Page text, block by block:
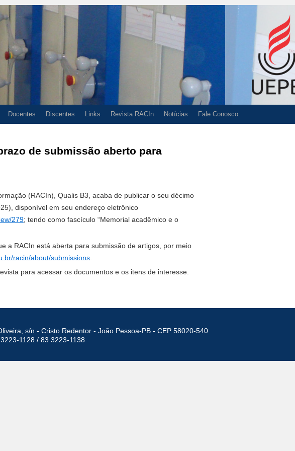
Docentes Discentes Links Revista RACIn Notícias Fale Conosco
de submissão aberto para
(RACIn), Qualis B3, acaba de publicar o seu décimo
disponível em seu endereço eletrônico
279; tendo como fascículo “Memorial acadêmico e o
a RACIn está aberta para submissão de artigos, por meio
racin/about/submissions
para acessar os documentos e os itens de interesse.
s/n - Cristo Redentor - João Pessoa-PB - CEP 58020-540
1128 / 83 3223-1138